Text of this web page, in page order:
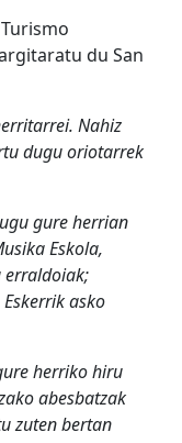
du San
Nahiz
dugu oriotarrek
gure herrian
Eskola,
erraldoiak;
asko
herriko hiru
abesbatzak
zuten bertan